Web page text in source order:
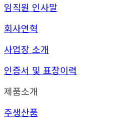
임직원 인사말
회사연혁
사업장 소개
인증서 및 표창이력
제품소개
주생산품